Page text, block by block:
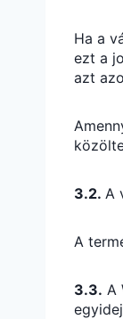
Ha a
ezt a
azt
3.2. A
A
3.3. A